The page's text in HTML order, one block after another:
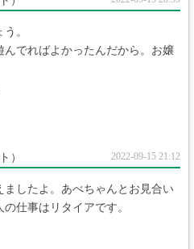
。
でればよかったんだから。お嬢
） 2022-09-15 21:12
ましたよ。あべちゃんとお見合い
仕事はリタイアです。